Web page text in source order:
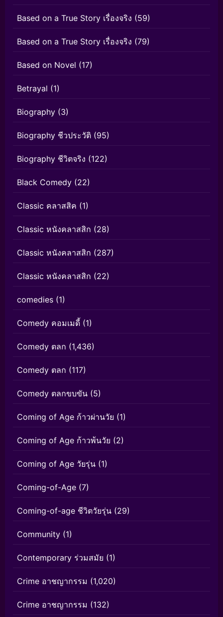
Based on a True Story เรื่องจริง (59)
Based on a True Story เรื่องจริง (79)
Based on Novel (17)
Betrayal (1)
Biography (3)
Biography ชีวประวัติ (95)
Biography ชีวิตจริง (122)
Black Comedy (22)
Classic คลาสสิค (1)
Classic หนังคลาสสิก (28)
Classic หนังคลาสสิก (287)
Classic หนังคลาสสิก (22)
comedies (1)
Comedy คอมเมดี้ (1)
Comedy ตลก (1,436)
Comedy ตลก (117)
Comedy ตลกขบขัน (5)
Coming of Age ก้าวผ่านวัย (1)
Coming of Age ก้าวพ้นวัย (2)
Coming of Age วัยรุ่น (1)
Coming-of-Age (7)
Coming-of-age ชีวิตวัยรุ่น (29)
Community (1)
Contemporary ร่วมสมัย (1)
Crime อาชญากรรม (1,020)
Crime อาชญากรรม (132)